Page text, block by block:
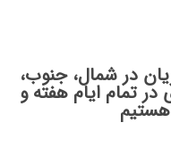
در شمال، جنوب،
تمام ایام هفته و